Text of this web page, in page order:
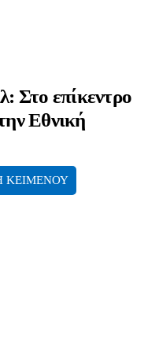
Στο επίκεντρο
Εθνική
ΚΕΙΜΕΝΟΥ